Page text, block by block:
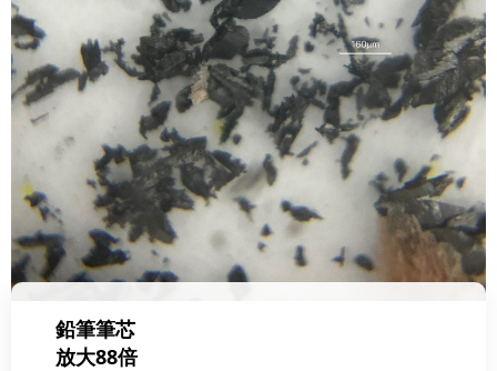
鉛筆筆芯
放大88倍